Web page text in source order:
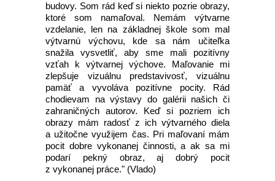
budovy. Som rád keď si niekto pozrie obrazy,
ktoré som namaľoval. Nemám výtvarne
vzdelanie, len na základnej škole som mal
výtvarnú výchovu, kde sa nám učiteľka
snažila vysvetliť, aby sme mali pozitívny
vzťah k výtvarnej výchove. Maľovanie mi
zlepšuje vizuálnu predstavivosť, vizuálnu
pamäť a vyvoláva pozitívne pocity. Rád
chodievam na výstavy do galérii našich či
zahraničných autorov. Keď si pozriem ich
obrazy mám radosť z ich výtvarného diela
a užitočne využijem čas. Pri maľovaní mám
pocit dobre vykonanej činnosti, a ak sa mi
podarí pekný obraz, aj dobrý pocit
z vykonanej práce." (Vlado)